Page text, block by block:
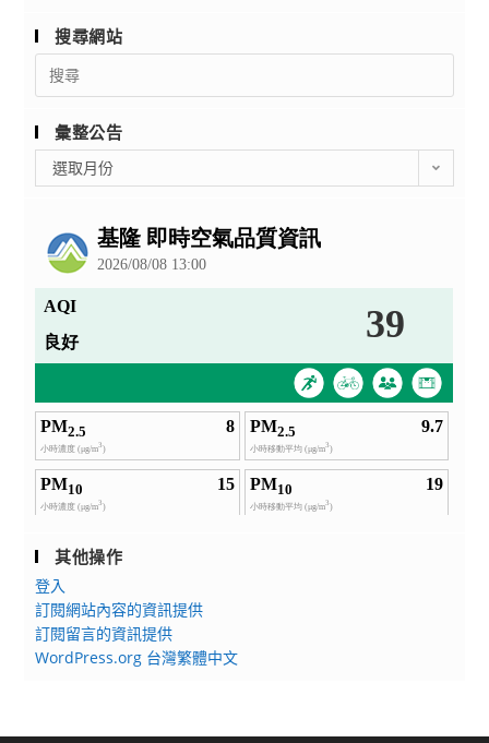
搜尋網站
Search
for:
彙整公告
整
選取月份
其他操作
登入
訂閱網站內容的資訊提供
訂閱留言的資訊提供
WordPress.org 台灣繁體中文